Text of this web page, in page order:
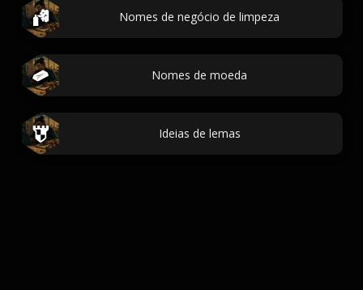
Nomes de negócio de limpeza
Nomes de moeda
Ideias de lemas